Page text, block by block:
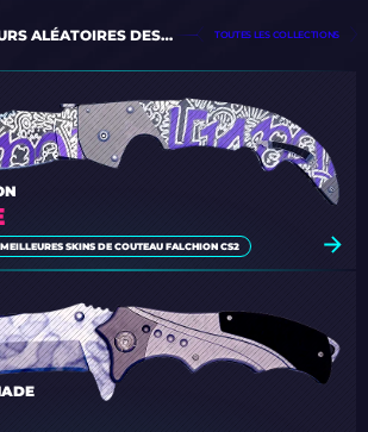
ÉLÉMENTS SUPÉRIEURS ALÉATOIRES DES COLLECTIONS TOUTES LES COLLECTIONS
SKINS DE COUTEAU FALCHION CS2